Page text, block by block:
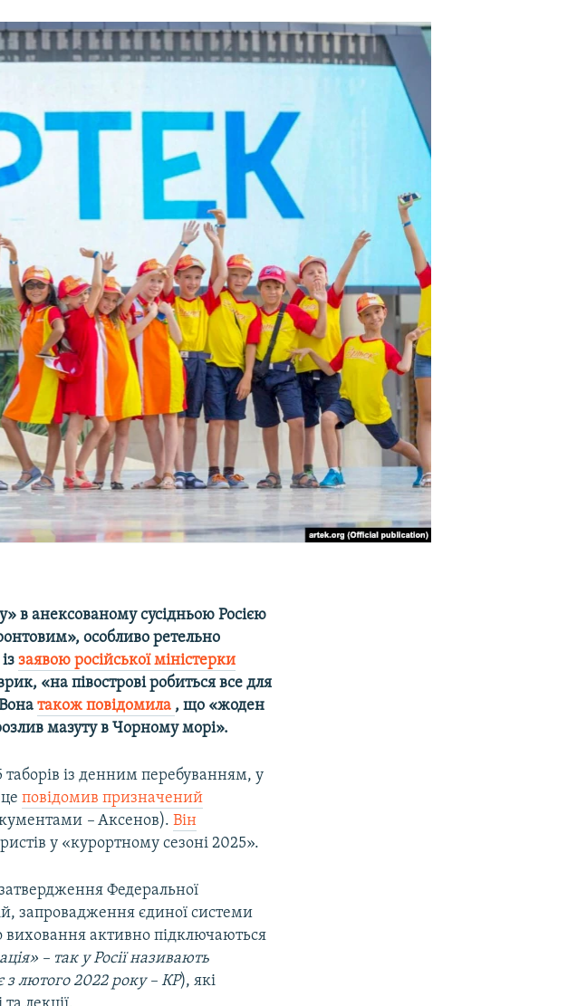
в анексованому сусідньою Росією
особливо ретельно
заявою російської міністерки
«на півострові робиться все для
Вонатакож повідомила , що «жоден
мазуту в Чорному морі».
із денним перебуванням, у
цеповідомив призначений
– Аксенов).Він
у «курортному сезоні 2025».
Федеральної
запровадження єдиної системи
виховання активно підключаються
– так у Росії називають
лютого 2022 року – КР), які